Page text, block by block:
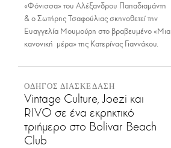
«Φόνισσα» του Αλέξανδρου Παπαδιαμάντη
& ο Σωτήρης Τσαφούλιας σκηνοθετεί την
Ευαγγελία Μουμούρη στο βραβευμένο «Μια
κανονική μέρα» της Κατερίνας Γιαννάκου.
ΟΔΗΓΟΣ ΔΙΑΣΚΕΔΑΣΗ
Vintage Culture, Joezi και
RIVO σε ένα εκρηκτικό
τριήμερο στο Bolivar Beach
Club